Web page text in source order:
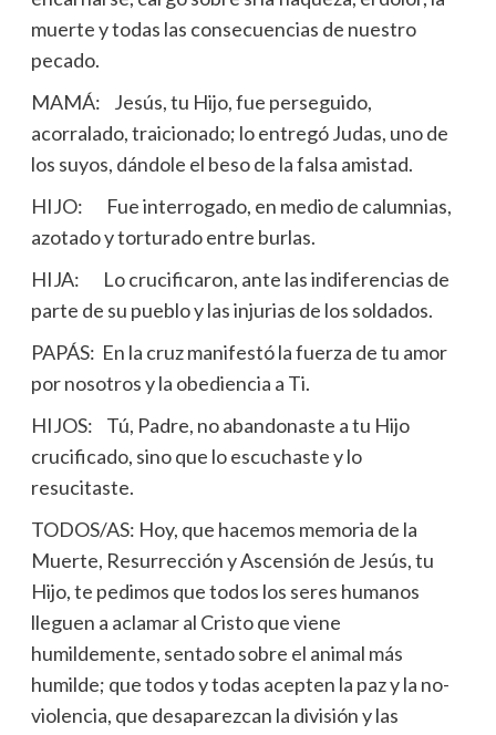
muerte y todas las consecuencias de nuestro
pecado.
MAMÁ: Jesús, tu Hijo, fue perseguido,
acorralado, traicionado; lo entregó Judas, uno de
los suyos, dándole el beso de la falsa amistad.
HIJO: Fue interrogado, en medio de calumnias,
azotado y torturado entre burlas.
HIJA: Lo crucificaron, ante las indiferencias de
parte de su pueblo y las injurias de los soldados.
PAPÁS: En la cruz manifestó la fuerza de tu amor
por nosotros y la obediencia a Ti.
HIJOS: Tú, Padre, no abandonaste a tu Hijo
crucificado, sino que lo escuchaste y lo
resucitaste.
TODOS/AS: Hoy, que hacemos memoria de la
Muerte, Resurrección y Ascensión de Jesús, tu
Hijo, te pedimos que todos los seres humanos
lleguen a aclamar al Cristo que viene
humildemente, sentado sobre el animal más
humilde; que todos y todas acepten la paz y la no-
violencia, que desaparezcan la división y las